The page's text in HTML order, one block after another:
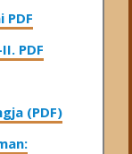
PDF
PDF
(PDF)